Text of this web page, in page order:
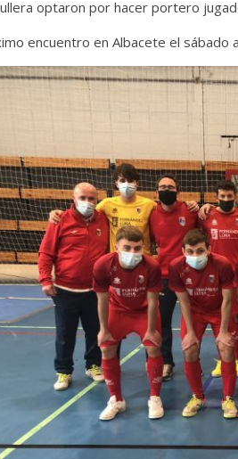
optaron por hacer portero
encuentro en Albacete el sábado